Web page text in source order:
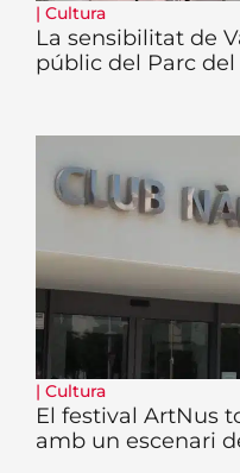
| Cultura
La sensibilitat de
públic del Parc
| Cultura
El festival ArtNus
amb un escenari